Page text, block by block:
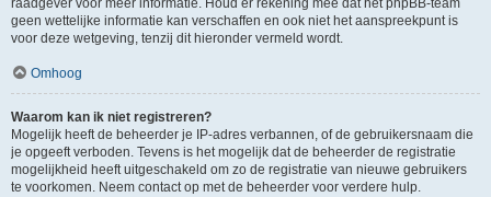
raadgever voor meer informatie. Houd er rekening mee dat het phpBB-team
geen wettelijke informatie kan verschaffen en ook niet het aanspreekpunt is
voor deze wetgeving, tenzij dit hieronder vermeld wordt.
Omhoog
Waarom kan ik niet registreren?
Mogelijk heeft de beheerder je IP-adres verbannen, of de gebruikersnaam die
je opgeeft verboden. Tevens is het mogelijk dat de beheerder de registratie
mogelijkheid heeft uitgeschakeld om zo de registratie van nieuwe gebruikers
te voorkomen. Neem contact op met de beheerder voor verdere hulp.